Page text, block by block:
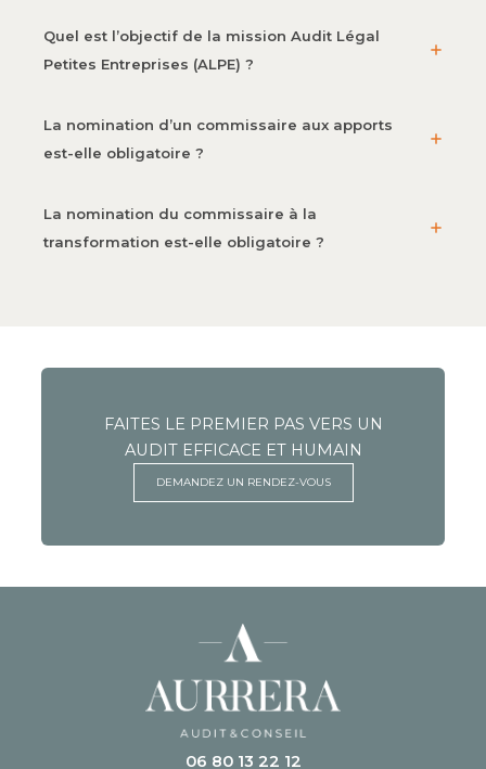
Quel est l’objectif de la mission Audit Légal
Petites Entreprises (ALPE) ?
La nomination d’un commissaire aux apports
est-elle obligatoire ?
La nomination du commissaire à la
transformation est-elle obligatoire ?
FAITES LE PREMIER PAS VERS UN
AUDIT EFFICACE ET HUMAIN
DEMANDEZ UN RENDEZ-VOUS
06 80 13 22 12